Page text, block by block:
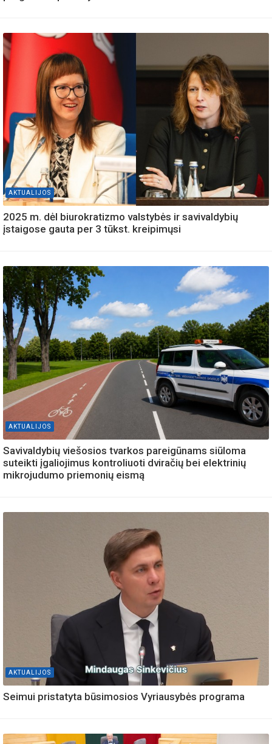
AKTUALIJOS
2025 m. dėl biurokratizmo valstybės ir savivaldybių
įstaigose gauta per 3 tūkst. kreipimųsi
AKTUALIJOS
Savivaldybių viešosios tvarkos pareigūnams siūloma
suteikti įgaliojimus kontroliuoti dviračių bei elektrinių
mikrojudumo priemonių eismą
AKTUALIJOS
Seimui pristatyta būsimosios Vyriausybės programa